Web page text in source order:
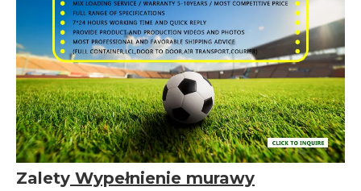
Zalety Wypełnienie murawy